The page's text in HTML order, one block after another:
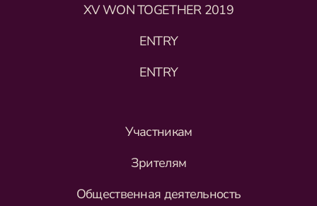
XV WON TOGETHER 2019
ENTRY
ENTRY
Участникам
Зрителям
Общественная деятельность